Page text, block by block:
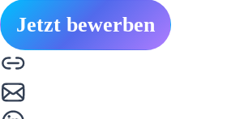
Jetzt bewerben